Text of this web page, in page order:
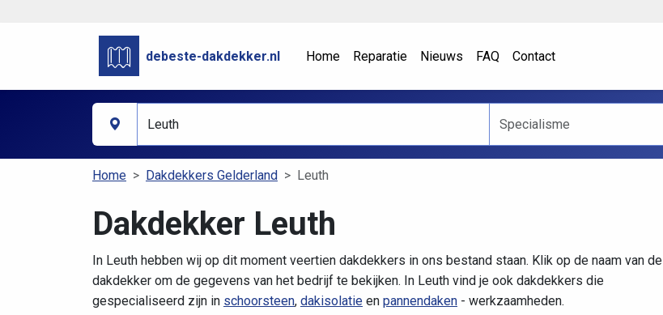
debeste-dakdekker.nl Home Reparatie Nieuws FAQ Contact
Home Dakdekkers Gelderland Leuth
Dakdekker Leuth
In Leuth hebben wij op dit moment veertien dakdekkers in ons bestand staan. Klik op de naam van de
dakdekker om de gegevens van het bedrijf te bekijken. In Leuth vind je ook dakdekkers die
gespecialiseerd zijn in schoorsteen, dakisolatie en pannendaken - werkzaamheden.